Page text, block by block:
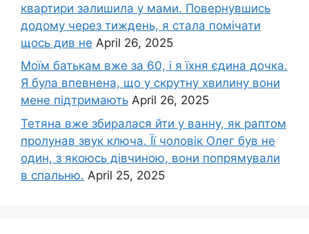
квартири залишила у мами. Повернувшись
додому через тиждень, я стала помічати
щось див не April 26, 2025
Моїм батькам вже за 60, і я їхня єдина дочка.
Я була впевнена, що у скрутну хвилину вони
мене підтримають April 26, 2025
Тетяна вже збиралася йти у ванну, як раптом
пролунав звук ключа. Її чоловік Олег був не
один, з якоюсь дівчиною, вони попрямували
в спальню. April 25, 2025